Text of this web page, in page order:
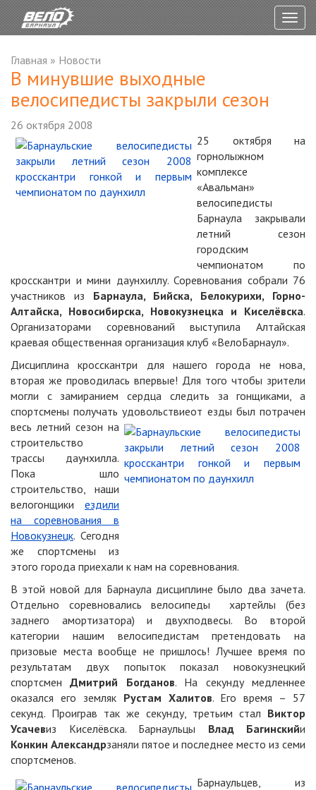
Главная » Новости
В минувшие выходные
велосипедисты закрыли сезон
26 октября 2008
25 октября на
горнолыжном
комплексе
«Авальман»
велосипедисты
Барнаула закрывали
летний сезон
городским
чемпионатом по
кросскантри и мини даунхиллу. Соревнования собрали 76
участников из Барнаула, Бийска, Белокурихи, Горно-
Алтайска, Новосибирска, Новокузнецка и Киселёвска.
Организаторами соревнований выступила Алтайская
краевая общественная организация клуб «ВелоБарнаул».
Дисциплина кросскантри для нашего города не нова,
вторая же проводилась впервые! Для того чтобы зрители
могли с замиранием сердца следить за гонщиками, а
спортсмены получать удовольствиеот езды был потрачен
весь летний сезон на
строительство
трассы даунхилла.
Пока шло
строительство, наши
велогонщики ездили
на соревнования в
Новокузнецк. Сегодня
же спортсмены из
этого города приехали к нам на соревнования.
В этой новой для Барнаула дисциплине было два зачета.
Отдельно соревновались велосипеды хартейлы (без
заднего амортизатора) и двухподвесы. Во второй
категории нашим велосипедистам претендовать на
призовые места вообще не пришлось! Лучшее время по
результатам двух попыток показал новокузнецкий
спортсменДмитрий Богданов. На секунду медленнее
оказался его земляк Рустам Халитов. Его время – 57
секунд. Проиграв так же секунду, третьим стал Виктор
Усачевиз Киселёвска. Барнаульцы Влад Багинскийи
Конкин Александрзаняли пятое и последнее место из семи
спортсменов.
Барнаульцев, из